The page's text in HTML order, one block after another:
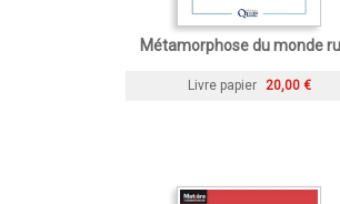
Métamorphose du monde
Livre papier 20,00 €